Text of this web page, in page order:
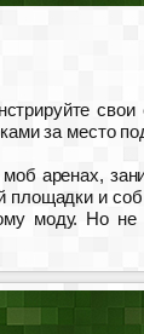
за место
аренах,
площадки и
моду. Но